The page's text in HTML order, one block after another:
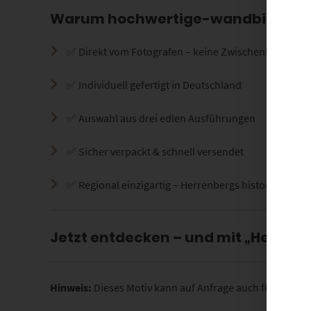
Warum hochwertige-
✅ Direkt vom Fotografen – keine Zwischenhändler
✅ Individuell gefertigt in Deutschland
✅ Auswahl aus drei edlen Ausführungen
✅ Sicher verpackt & schnell versendet
✅ Regional einzigartig – Herrenbergs historischer
Jetzt entdecken – und mit
Hinweis: Dieses Motiv kann auf Anfrage auch für